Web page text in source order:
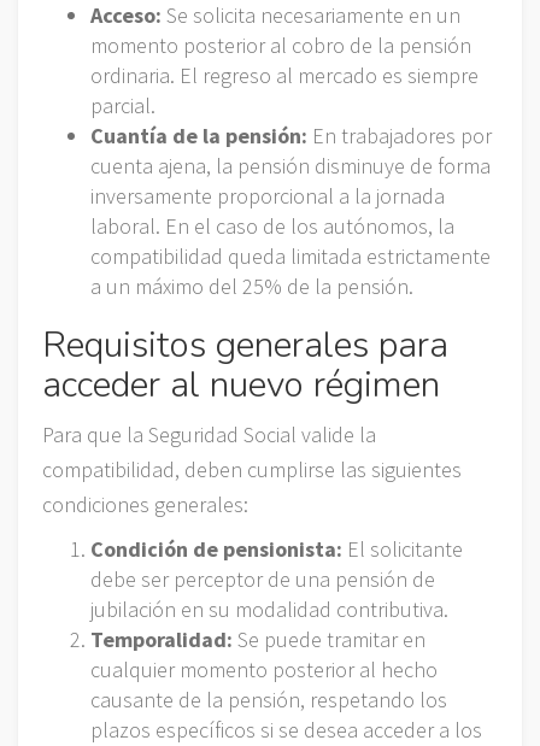
Acceso: Se solicita necesariamente en un
momento posterior al cobro de la pensión
ordinaria. El regreso al mercado es siempre
parcial.
Cuantía de la pensión: En trabajadores por
cuenta ajena, la pensión disminuye de forma
inversamente proporcional a la jornada
laboral. En el caso de los autónomos, la
compatibilidad queda limitada estrictamente
a un máximo del 25% de la pensión.
Requisitos generales para
acceder al nuevo régimen
Para que la Seguridad Social valide la
compatibilidad, deben cumplirse las siguientes
condiciones generales:
Condición de pensionista: El solicitante
debe ser perceptor de una pensión de
jubilación en su modalidad contributiva.
Temporalidad: Se puede tramitar en
cualquier momento posterior al hecho
causante de la pensión, respetando los
plazos específicos si se desea acceder a los